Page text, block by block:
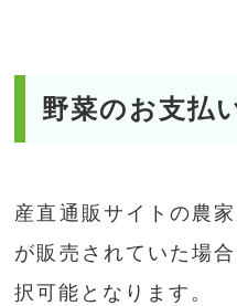
野菜のお支払
産直通販サイトの農
が販売されていた場
択可能となります。